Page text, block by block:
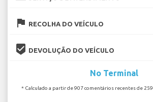
flag RECOLHA DO VEÍCULO
beenhere DEVOLUÇÃO DO VEÍCULO
No Terminal
* Calculado a partir de 907 comentários recentes de